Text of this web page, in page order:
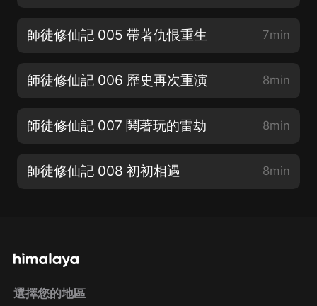
師徒修仙記 005 帶著仇恨重生 7min
師徒修仙記 006 歷史再次重演 8min
師徒修仙記 007 鬨著玩的雷劫 8min
師徒修仙記 008 初初相遇 8min
選擇您的地區